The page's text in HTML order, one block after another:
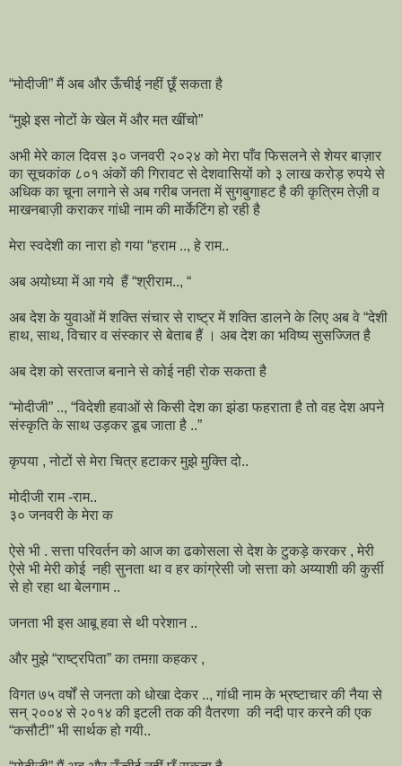
“मोदीजी” मैं अब और ऊँचीई नहीं छूँ सकता है
“मुझे इस नोटों के खेल में और मत खींचो”
अभी मेरे काल दिवस ३० जनवरी २०२४ को मेरा पाँव फिसलने से शेयर बाज़ार
का सूचकांक ८०१ अंकों की गिरावट से देशवासियों को ३ लाख करोड़ रुपये से
अधिक का चूना लगाने से अब गरीब जनता में सुगबुगाहट है की कृत्रिम तेज़ी व
माखनबाज़ी कराकर गांधी नाम की मार्केटिंग हो रही है
मेरा स्वदेशी का नारा हो गया “हराम .., हे राम..
अब अयोध्या में आ गये हैं “श्रीराम.., “
अब देश के युवाओं में शक्ति संचार से राष्ट्र में शक्ति डालने के लिए अब वे “देशी
हाथ, साथ, विचार व संस्कार से बेताब हैं । अब देश का भविष्य सुसज्जित है
अब देश को सरताज बनाने से कोई नही रोक सकता है
“मोदीजी” .., “विदेशी हवाओं से किसी देश का झंडा फहराता है तो वह देश अपने
संस्कृति के साथ उड़कर डूब जाता है ..”
कृपया , नोटों से मेरा चित्र हटाकर मुझे मुक्ति दो..
मोदीजी राम -राम..
३० जनवरी के मेरा क
ऐसे भी . सत्ता परिवर्तन को आज का ढकोसला से देश के टुकड़े करकर , मेरी
ऐसे भी मेरी कोई नही सुनता था व हर कांग्रेसी जो सत्ता को अय्याशी की कुर्सी
से हो रहा था बेलगाम ..
जनता भी इस आबू हवा से थी परेशान ..
और मुझे “राष्ट्रपिता” का तमग़ा कहकर ,
विगत ७५ वर्षों से जनता को धोखा देकर .., गांधी नाम के भ्रष्टाचार की नैया से
सन् २००४ से २०१४ की इटली तक की वैतरणा की नदी पार करने की एक
“कसौटी” भी सार्थक हो गयी..